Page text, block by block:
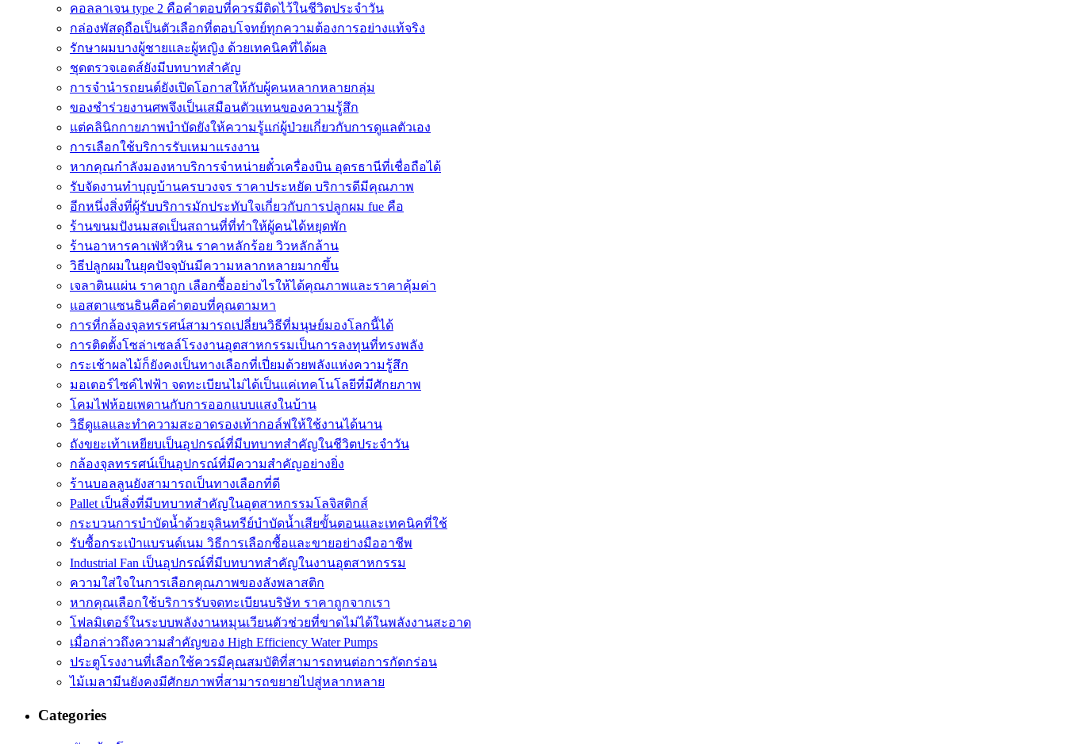
คอลลาเจน type 2 คือคำตอบที่ควรมีติดไว้ในชีวิตประจำวัน
กล่องพัสดุถือเป็นตัวเลือกที่ตอบโจทย์ทุกความต้องการอย่างแท้จริง
รักษาผมบางผู้ชายและผู้หญิง ด้วยเทคนิคที่ได้ผล
ชุดตรวจเอดส์ยังมีบทบาทสำคัญ
การจำนำรถยนต์ยังเปิดโอกาสให้กับผู้คนหลากหลายกลุ่ม
ของชำร่วยงานศพจึงเป็นเสมือนตัวแทนของความรู้สึก
แต่คลินิกกายภาพบำบัดยังให้ความรู้แก่ผู้ป่วยเกี่ยวกับการดูแลตัวเอง
การเลือกใช้บริการรับเหมาแรงงาน
หากคุณกำลังมองหาบริการจำหน่ายตั๋วเครื่องบิน อุดรธานีที่เชื่อถือได้
รับจัดงานทำบุญบ้านครบวงจร ราคาประหยัด บริการดีมีคุณภาพ
อีกหนึ่งสิ่งที่ผู้รับบริการมักประทับใจเกี่ยวกับการปลูกผม fue คือ
ร้านขนมปังนมสดเป็นสถานที่ที่ทำให้ผู้คนได้หยุดพัก
ร้านอาหารคาเฟ่หัวหิน ราคาหลักร้อย วิวหลักล้าน
วิธีปลูกผมในยุคปัจจุบันมีความหลากหลายมากขึ้น
เจลาตินแผ่น ราคาถูก เลือกซื้ออย่างไรให้ได้คุณภาพและราคาคุ้มค่า
แอสตาแซนธินคือคำตอบที่คุณตามหา
การที่กล้องจุลทรรศน์สามารถเปลี่ยนวิธีที่มนุษย์มองโลกนี้ได้
การติดตั้งโซล่าเซลล์โรงงานอุตสาหกรรมเป็นการลงทุนที่ทรงพลัง
กระเช้าผลไม้ก็ยังคงเป็นทางเลือกที่เปี่ยมด้วยพลังแห่งความรู้สึก
มอเตอร์ไซค์ไฟฟ้า จดทะเบียนไม่ได้เป็นแค่เทคโนโลยีที่มีศักยภาพ
โคมไฟห้อยเพดานกับการออกแบบแสงในบ้าน
วิธีดูแลและทำความสะอาดรองเท้ากอล์ฟให้ใช้งานได้นาน
ถังขยะเท้าเหยียบเป็นอุปกรณ์ที่มีบทบาทสำคัญในชีวิตประจำวัน
กล้องจุลทรรศน์เป็นอุปกรณ์ที่มีความสำคัญอย่างยิ่ง
ร้านบอลลูนยังสามารถเป็นทางเลือกที่ดี
Pallet เป็นสิ่งที่มีบทบาทสำคัญในอุตสาหกรรมโลจิสติกส์
กระบวนการบำบัดน้ำด้วยจุลินทรีย์บำบัดน้ำเสียขั้นตอนและเทคนิคที่ใช้
รับซื้อกระเป๋าแบรนด์เนม วิธีการเลือกซื้อและขายอย่างมืออาชีพ
Industrial Fan เป็นอุปกรณ์ที่มีบทบาทสำคัญในงานอุตสาหกรรม
ความใส่ใจในการเลือกคุณภาพของลังพลาสติก
หากคุณเลือกใช้บริการรับจดทะเบียนบริษัท ราคาถูกจากเรา
โฟลมิเตอร์ในระบบพลังงานหมุนเวียนตัวช่วยที่ขาดไม่ได้ในพลังงานสะอาด
เมื่อกล่าวถึงความสำคัญของ High Efficiency Water Pumps
ประตูโรงงานที่เลือกใช้ควรมีคุณสมบัติที่สามารถทนต่อการกัดกร่อน
ไม้เมลามีนยังคงมีศักยภาพที่สามารถขยายไปสู่หลากหลาย
Categories